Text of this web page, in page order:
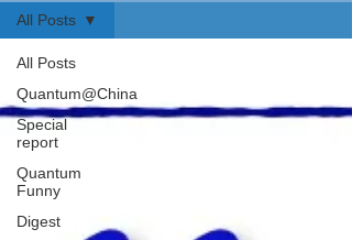
All Posts
Quantum@China
Special
report
Quantum
Funny
Digest
All Posts